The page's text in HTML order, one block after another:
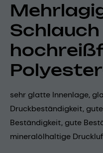
sehr glatte Innenlage,
Druckbeständigkeit,
Beständigkeit, gute
mineralölhaltige